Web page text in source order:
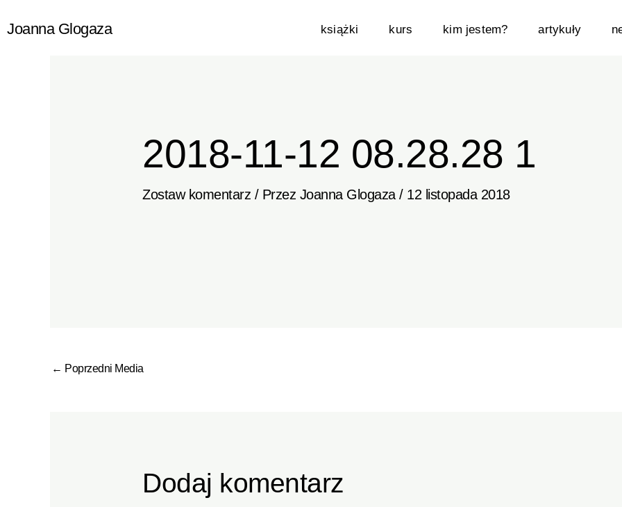
doJoanna Glogaza książki kurs kim jestem? artykuły
2018-11-12 08.28.28 1
Zostaw komentarz / Przez Joanna Glogaza/ 12 listopada 2018
← Poprzedni Media
Dodaj komentarz